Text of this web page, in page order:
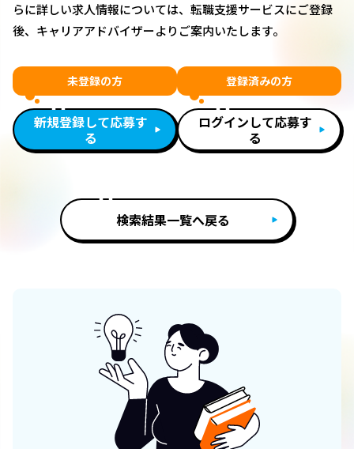
らに詳しい求人情報については、転職支援サービスにご登録
後、キャリアアドバイザーよりご案内いたします。
未登録の方
新規登録して応募す
る
登録済みの方
ログインして応募す
る
検索結果一覧へ戻る